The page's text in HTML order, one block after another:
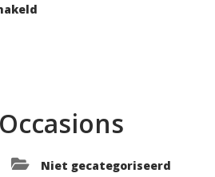
Niet gecategoriseerd